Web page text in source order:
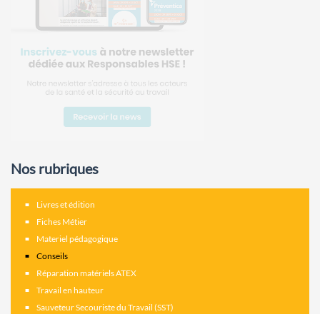
Nos rubriques
Livres et édition
Fiches Métier
Materiel pédagogique
Conseils
Réparation matériels ATEX
Travail en hauteur
Sauveteur Secouriste du Travail (SST)